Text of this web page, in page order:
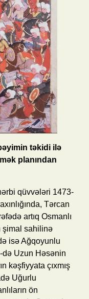
təkidi ilə
planından
qüvvələri 1473-
Tərcan
artıq Osmanlı
şimal sahilinə
isə Ağqoyunlu
də Uzun Həsənin
kəşfiyyata çıxmış
Uğurlu
ön